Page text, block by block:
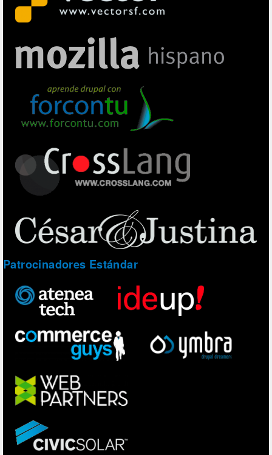
Patrocinadores Estándar